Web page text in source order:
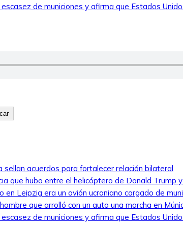
de municiones y afirma que Estados
sellan acuerdos para fortalecer relación bilateral
que hubo entre el helicóptero de Donald Trump
en Leipzig era un avión ucraniano cargado de
que arrolló con un auto una marcha en
de municiones y afirma que Estados